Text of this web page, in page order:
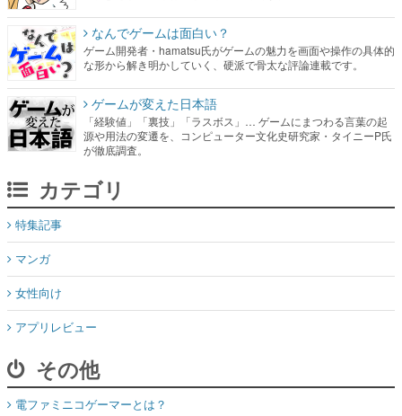
なんでゲームは面白い？
ゲーム開発者・hamatsu氏がゲームの魅力を画面や操作の具体的
な形から解き明かしていく、硬派で骨太な評論連載です。
ゲームが変えた日本語
「経験値」「裏技」「ラスボス」… ゲームにまつわる言葉の起
源や用法の変遷を、コンピューター文化史研究家・タイニーP氏
が徹底調査。
カテゴリ
特集記事
マンガ
女性向け
アプリレビュー
その他
電ファミニコゲーマーとは？